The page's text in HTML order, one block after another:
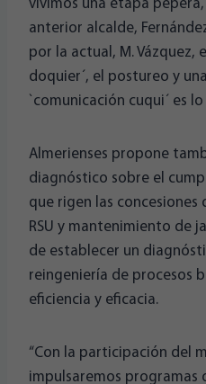
vivimos una etapa
anterior alcalde,
por la actual, M. Vázquez,
doquier´, el postureo y
`comunicación cuqui´ es
Almerienses propone
diagnóstico sobre el
que rigen las
RSU y mantenimiento de
de establecer un
reingeniería de procesos
eficiencia y eficacia.
“Con la participación del
impulsaremos programas